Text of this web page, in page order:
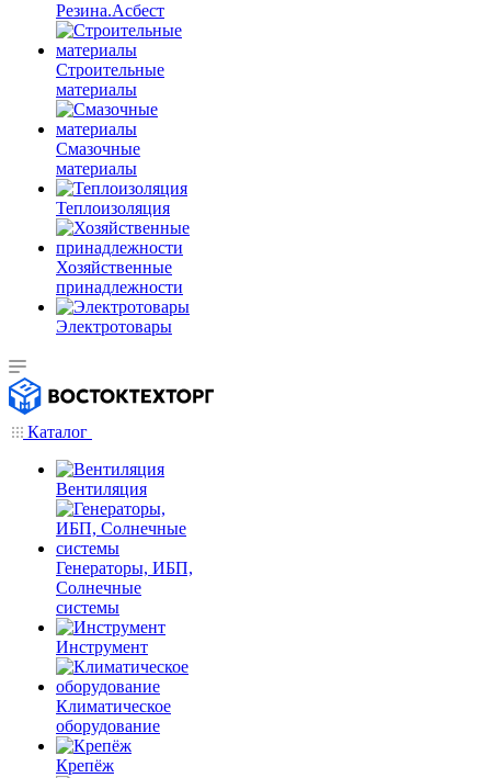
Резина.Асбест
Строительные
материалы
Смазочные
материалы
Теплоизоляция
Хозяйственные
принадлежности
Электротовары
Каталог
Вентиляция
Генераторы, ИБП,
Солнечные
системы
Инструмент
Климатическое
оборудование
Крепёж